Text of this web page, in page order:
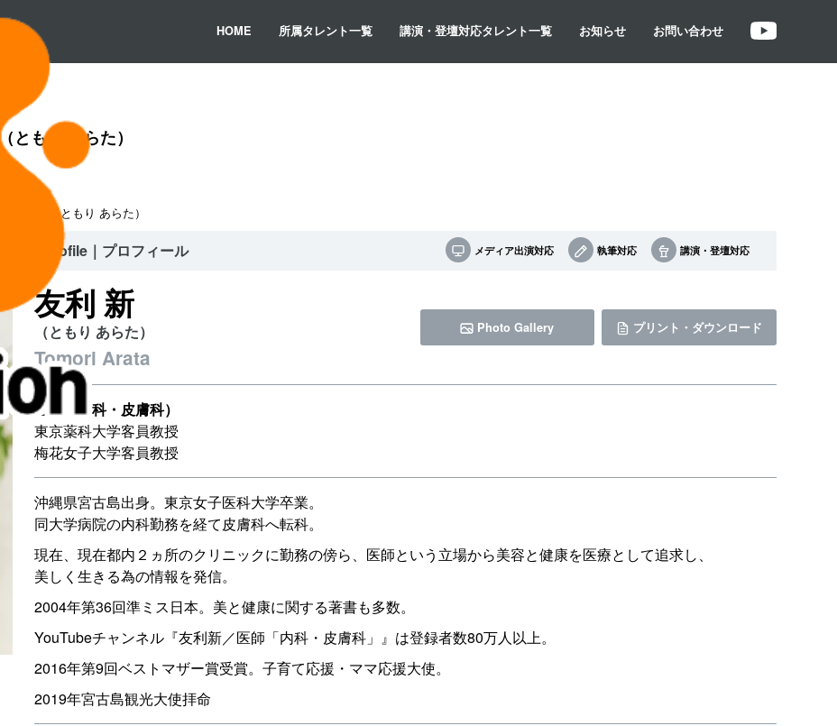
HOME 所属タレント一覧 講演・登壇対応タレント一覧 お知らせ お問い合わせ
（ともり あらた）
友利 新（ともり あらた）
Profile｜プロフィール メディア出演対応 執筆対応 講演・登壇対応
友利 新
（ともり あらた）
Tomori Arata
Photo Gallery プリント・ダウンロード
医師（内科・皮膚科）
東京薬科大学客員教授
梅花女子大学客員教授
沖縄県宮古島出身。東京女子医科大学卒業。
同大学病院の内科勤務を経て皮膚科へ転科。
現在、現在都内２ヵ所のクリニックに勤務の傍ら、医師という立場から美容と健康を医療として追求し、
美しく生きる為の情報を発信。
2004年第36回準ミス日本。美と健康に関する著書も多数。
YouTubeチャンネル『友利新／医師「内科・皮膚科」』は登録者数80万人以上。
2016年第9回ベストマザー賞受賞。子育て応援・ママ応援大使。
2019年宮古島観光大使拝命